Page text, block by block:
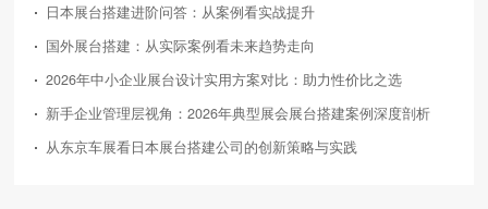
日本展台搭建进阶问答：从案例看实战提升
国外展台搭建：从实际案例看未来趋势走向
2026年中小企业展台设计实用方案对比：助力性价比之选
新手企业管理层视角：2026年典型展会展台搭建案例深度剖析
从东京车展看日本展台搭建公司的创新策略与实践